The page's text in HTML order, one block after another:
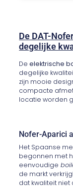
De DAT-
degelijke
Deelektrische
degelijke
zijn mooie
compacte
locatie worden
Nofer-Aparici
Het Spaanse
begonnen met
eenvoudige
de markt
dat kwaliteit niet